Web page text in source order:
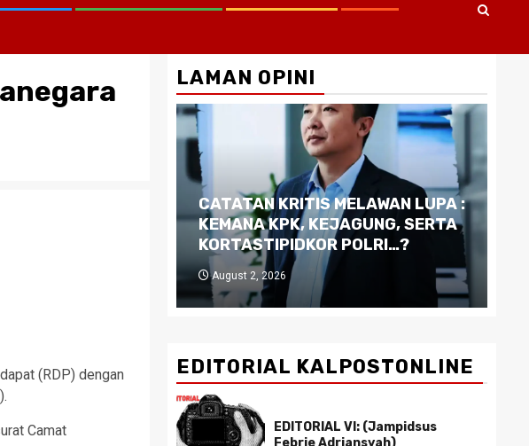
(RDP) dengan
Camat
LAMAN OPINI
CATATAN KRITIS MELAWAN LUPA :
KEMANA KPK, KEJAGUNG, SERTA
KORTASTIPIDKOR POLRI…?
August 2, 2026
EDITORIAL KALPOSTONLINE
EDITORIAL VI: (Jampidsus
Febrie Adriansyah)